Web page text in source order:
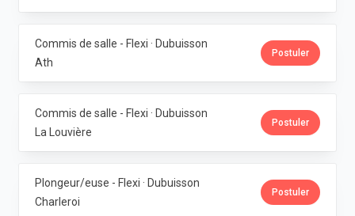
Commis de salle - Flexi · Dubuisson
Ath
Postuler
Commis de salle - Flexi · Dubuisson
La Louvière
Postuler
Plongeur/euse - Flexi · Dubuisson
Charleroi
Postuler